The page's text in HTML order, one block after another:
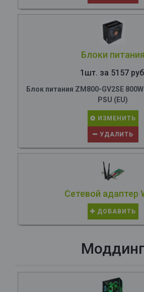
Блоки питания
1шт. за 5157
Блок питания ZM800-GV2SE
PSU (EU)
ИЗМЕНИТЬ
УДАЛИТЬ
Сетевой адаптер
ДОБАВИТЬ